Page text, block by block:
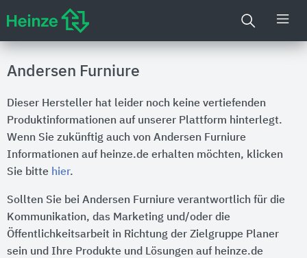
Andersen Furniure
Dieser Hersteller hat leider noch keine vertiefenden
Produktinformationen auf unserer Plattform hinterlegt.
Wenn Sie zukünftig auch von Andersen Furniure
Informationen auf heinze.de erhalten möchten, klicken
Sie bitte hier.
Sollten Sie bei Andersen Furniure verantwortlich für die
Kommunikation, das Marketing und/oder die
Öffentlichkeitsarbeit in Richtung der Zielgruppe Planer
sein und Ihre Produkte und Lösungen auf heinze.de